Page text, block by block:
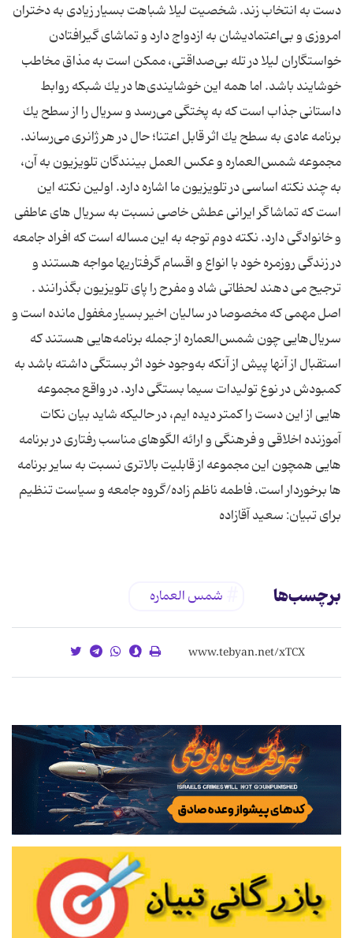
دست به انتخاب زند. شخصیت لیلا شباهت بسیار زیادی به دختران
امروزی و بی‌اعتمادیشان به ازدواج دارد و تماشای‌ گیر‌افتادن
خواستگاران لیلا در تله بی‌صداقتی، ممکن است به مذاق مخاطب
خوشایند باشد. اما همه این خوشایندی‌ها در یك شبكه روابط
داستانی جذاب است كه به پختگی می‌رسد و سریال را از سطح یك
برنامه عادی به سطح یك اثر قابل اعتنا؛ حال در هر ژانری می‌رساند.
مجموعه شمس‌العماره و عکس العمل بینندگان تلویزیون به آن،
به چند نكته اساسی در تلویزیون ما اشاره دارد. اولین نکته این
است که تماشاگر ایرانی عطش خاصی نسبت به سریال های عاطفی
و خانوادگی دارد. نکته دوم توجه به این مساله است که افراد جامعه
در زندگی روزمره خود با انواع و اقسام گرفتاریها مواجه هستند و
ترجیح می دهند لحظاتی شاد و مفرح را پای تلویزیون بگذرانند .
اصل مهمی كه مخصوصا در سالیان اخیر بسیار مغفول مانده است و
سریال‌هایی چون شمس‌العماره از جمله برنامه‌هایی هستند كه
استقبال از آنها پیش از آنكه به‌وجود خود اثر بستگی داشته باشد به
كمبودش در نوع تولیدات سیما بستگی دارد. در واقع مجموعه
هایی از این دست را کمتر دیده ایم، در حالیکه شاید بیان نکات
آموزنده اخلاقی و فرهنگی و ارائه الگوهای مناسب رفتاری در برنامه
هایی همچون این مجموعه از قابلیت بالاتری نسبت به سایر برنامه
ها برخوردار است. فاطمه ناظم زاده/گروه جامعه و سیاست تنظیم
برای تبیان: سعید آقازاده
برچسب‌ها شمس العماره